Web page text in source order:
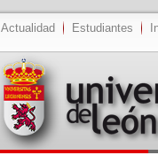
Actualidad Estudiantes